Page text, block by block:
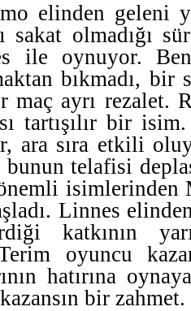
elinden geleni
sakat olmadığı
ile oynuyor.
bıkmadı, bir
maç ayrı rezalet.
tartışılır bir
ara sıra etkili
telafisi
isimlerinden
Linnes
katkının
oyuncu
hatırına
bir zahmet.